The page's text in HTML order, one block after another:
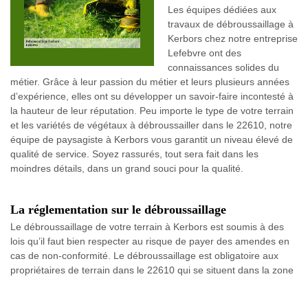
Les équipes dédiées aux
travaux de débroussaillage à
Kerbors chez notre entreprise
Lefebvre ont des
connaissances solides du
métier. Grâce à leur passion du métier et leurs plusieurs années
d’expérience, elles ont su développer un savoir-faire incontesté à
la hauteur de leur réputation. Peu importe le type de votre terrain
et les variétés de végétaux à débroussailler dans le 22610, notre
équipe de paysagiste à Kerbors vous garantit un niveau élevé de
qualité de service. Soyez rassurés, tout sera fait dans les
moindres détails, dans un grand souci pour la qualité.
La réglementation sur le débroussaillage
Le débroussaillage de votre terrain à Kerbors est soumis à des
lois qu’il faut bien respecter au risque de payer des amendes en
cas de non-conformité. Le débroussaillage est obligatoire aux
propriétaires de terrain dans le 22610 qui se situent dans la zone